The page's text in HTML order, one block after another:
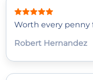
Worth every
Robert Hernandez